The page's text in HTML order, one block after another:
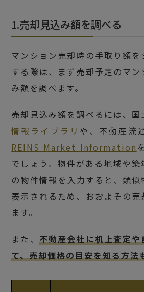
1.売却見込み額を調べる
マンション売却時の手取り額
する際は、まず売却予定のマ
み額を調べます。
売却見込み額を調べるには、国
情報ライブラリ や、不動産流
REINS Market Information
でしょう。物件がある地域や
の物件情報を入力すると、類
表示されるため、おおよその売
ます。
また、 不動産会社に机上査定
て、売却価格の目安を知る方法